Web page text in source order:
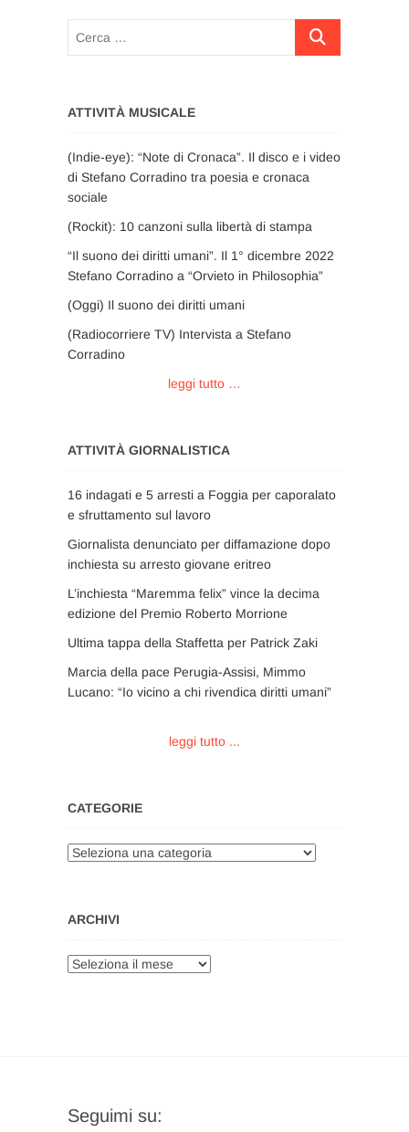
Cerca
ATTIVITÀ MUSICALE
(Indie-eye): “Note di Cronaca”. Il disco e i video
di Stefano Corradino tra poesia e cronaca
sociale
(Rockit): 10 canzoni sulla libertà di stampa
“Il suono dei diritti umani”. Il 1° dicembre 2022
Stefano Corradino a “Orvieto in Philosophia”
(Oggi) Il suono dei diritti umani
(Radiocorriere TV) Intervista a Stefano
Corradino
leggi tutto …
ATTIVITÀ GIORNALISTICA
16 indagati e 5 arresti a Foggia per caporalato
e sfruttamento sul lavoro
Giornalista denunciato per diffamazione dopo
inchiesta su arresto giovane eritreo
L’inchiesta “Maremma felix” vince la decima
edizione del Premio Roberto Morrione
Ultima tappa della Staffetta per Patrick Zaki
Marcia della pace Perugia-Assisi, Mimmo
Lucano: “Io vicino a chi rivendica diritti umani”
leggi tutto ...
CATEGORIE
Categorie
ARCHIVI
Archivi
Seguimi su: